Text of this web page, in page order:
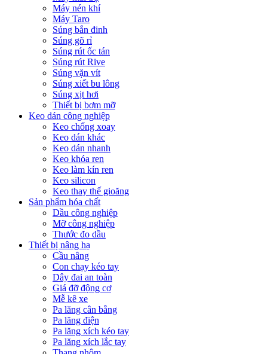
Máy nén khí
Máy Taro
Súng bắn đinh
Súng gõ rỉ
Súng rút ốc tán
Súng rút Rive
Súng vặn vít
Súng xiết bu lông
Súng xịt hơi
Thiết bị bơm mỡ
Keo dán công nghiệp
Keo chống xoay
Keo dán khác
Keo dán nhanh
Keo khóa ren
Keo làm kín ren
Keo silicon
Keo thay thế gioăng
Sản phẩm hóa chất
Dầu công nghiệp
Mỡ công nghiệp
Thước đo dầu
Thiết bị nâng hạ
Cầu nâng
Con chạy kéo tay
Dây đai an toàn
Giá đỡ động cơ
Mễ kê xe
Pa lăng cân bằng
Pa lăng điện
Pa lăng xích kéo tay
Pa lăng xích lắc tay